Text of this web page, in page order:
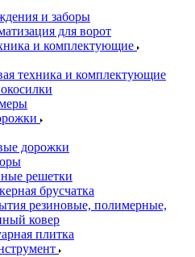
и заборы
для ворот
и комплектующие
техника и комплектующие
дорожки
решетки
брусчатка
резиновые, полимерные,
ковер
плитка